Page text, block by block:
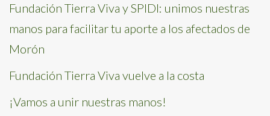
Fundación Tierra Viva y SPIDI: unimos nuestras
manos para facilitar tu aporte a los afectados de
Morón
Fundación Tierra Viva vuelve a la costa
¡Vamos a unir nuestras manos!